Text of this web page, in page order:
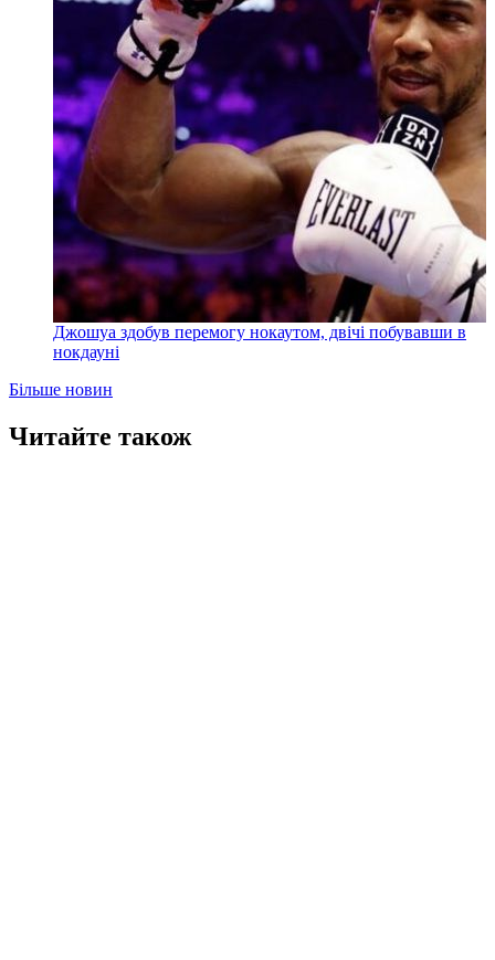
Джошуа здобув перемогу нокаутом, двічі побувавши в
нокдауні
Більше новин
Читайте також